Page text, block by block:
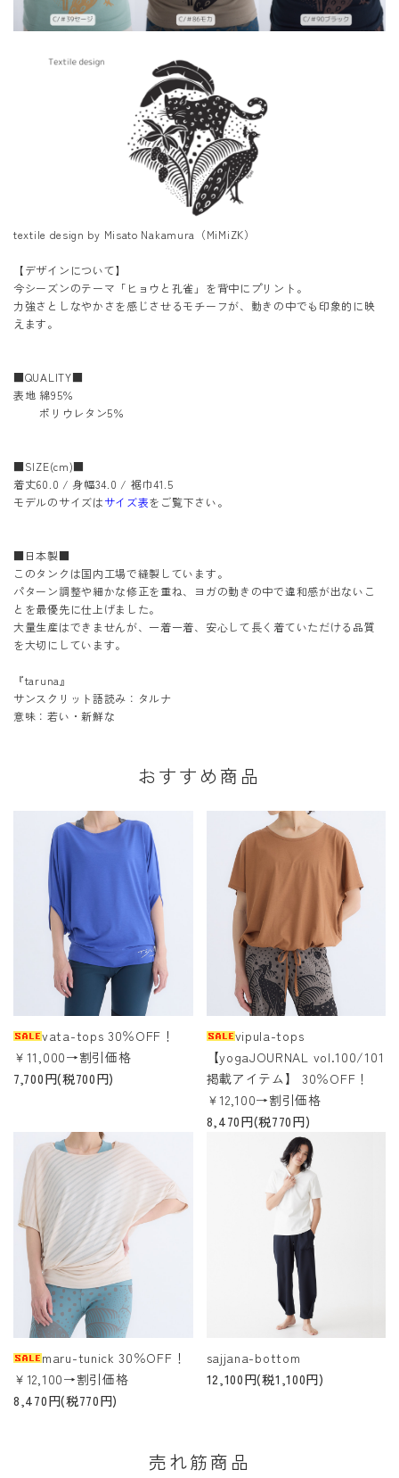
textile design by Misato Nakamura（MiMiZK）
【デザインについて】
今シーズンのテーマ「ヒョウと孔雀」を背中にプリント。
力強さとしなやかさを感じさせるモチーフが、動きの中でも印象的に映
えます。
■QUALITY■
表地 綿95％
ポリウレタン5％
■SIZE(cm)■
着丈60.0 / 身幅34.0 / 裾巾41.5
モデルのサイズはサイズ表をご覧下さい。
■日本製■
このタンクは国内工場で縫製しています。
パターン調整や細かな修正を重ね、ヨガの動きの中で違和感が出ないこ
とを最優先に仕上げました。
大量生産はできませんが、一着一着、安心して長く着ていただける品質
を大切にしています。
『taruna』
サンスクリット語読み：タルナ
意味：若い・新鮮な
おすすめ商品
vata-tops 30％OFF！
￥11,000→割引価格
7,700円(税700円)
vipula-tops
【yogaJOURNAL vol.100/101
掲載アイテム】 30％OFF！
￥12,100→割引価格
8,470円(税770円)
maru-tunick 30％OFF！
￥12,100→割引価格
8,470円(税770円)
sajjana-bottom
12,100円(税1,100円)
売れ筋商品